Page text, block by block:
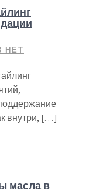
НЕТ
внутри, […]
масла в